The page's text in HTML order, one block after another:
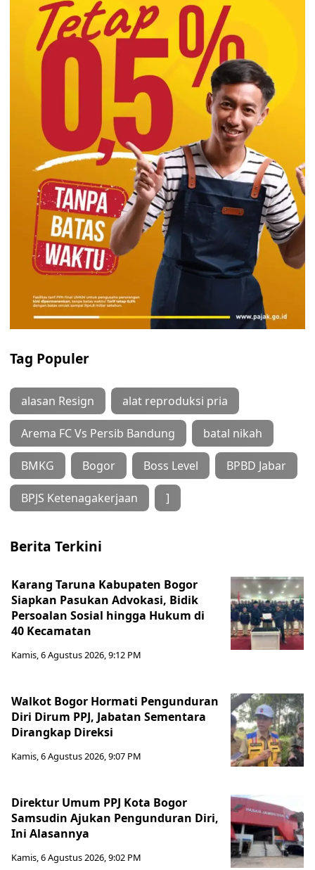
Tag Populer
alasan Resign alat reproduksi pria
Arema FC Vs Persib Bandung batal nikah
BMKG Bogor Boss Level BPBD Jabar
BPJS Ketenagakerjaan ]
Berita Terkini
Karang Taruna Kabupaten Bogor
Siapkan Pasukan Advokasi, Bidik
Persoalan Sosial hingga Hukum di
40 Kecamatan
Kamis, 6 Agustus 2026, 9:12 PM
Walkot Bogor Hormati Pengunduran
Diri Dirum PPJ, Jabatan Sementara
Dirangkap Direksi
Kamis, 6 Agustus 2026, 9:07 PM
Direktur Umum PPJ Kota Bogor
Samsudin Ajukan Pengunduran Diri,
Ini Alasannya
Kamis, 6 Agustus 2026, 9:02 PM